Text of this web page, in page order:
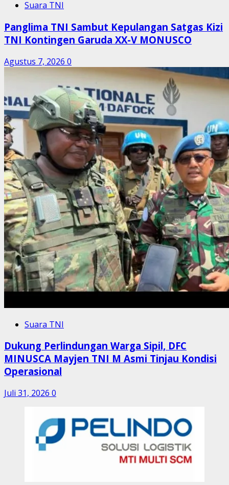
Suara TNI
Panglima TNI Sambut Kepulangan Satgas Kizi
TNI Kontingen Garuda XX-V MONUSCO
Agustus 7, 2026 0
Suara TNI
Dukung Perlindungan Warga Sipil, DFC
MINUSCA Mayjen TNI M Asmi Tinjau Kondisi
Operasional
Juli 31, 2026 0